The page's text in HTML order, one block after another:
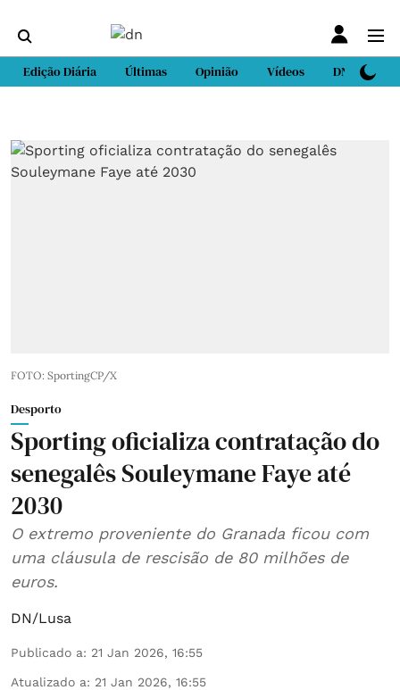
Edição Diária Últimas Opinião Vídeos DN Sport
FOTO: SportingCP/X
Desporto
Sporting oficializa contratação do
senegalês Souleymane Faye até
2030
O extremo proveniente do Granada ficou com
uma cláusula de rescisão de 80 milhões de
euros.
DN/Lusa
Publicado a: 21 Jan 2026, 16:55
Atualizado a: 21 Jan 2026, 16:55